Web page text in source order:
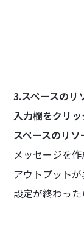
3.スペースのリ
入力欄をクリ
スペースのリソ
メッセージを
アウトプット
設定が終わっ